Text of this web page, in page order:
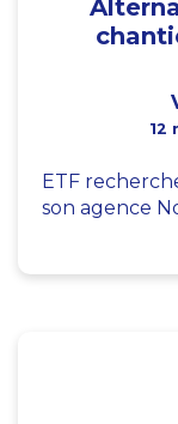
12
ETF
son agence